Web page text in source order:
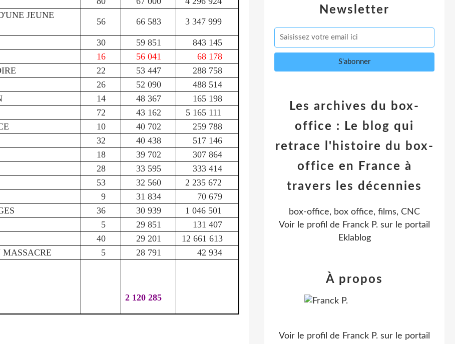
JEUNE
56 66 583 3 347 999
30 59 851
843 145
16 56 041
68 178
22 53 447
288 758
26 52 090
488 514
14 48 367
165 198
72 43 162
5 165 111
10 40 702
259 788
32 40 438
517 146
18 39 702
307 864
28 33 595
333 414
53 32 560
2 235 672
9 31 834
70 679
36 30 939
1 046 501
5 29 851
131 407
40 29 201
12 661 613
MASSACRE 5 28 791 42 934
2 120 285
Newsletter
Les archives du box-
office : Le blog qui
retrace l'histoire du box-
office en France à
travers les décennies
box-office, box office, films, CNC
Voir le profil de Franck P. sur le portail
Eklablog
À propos
Voir le profil de Franck P. sur le portail